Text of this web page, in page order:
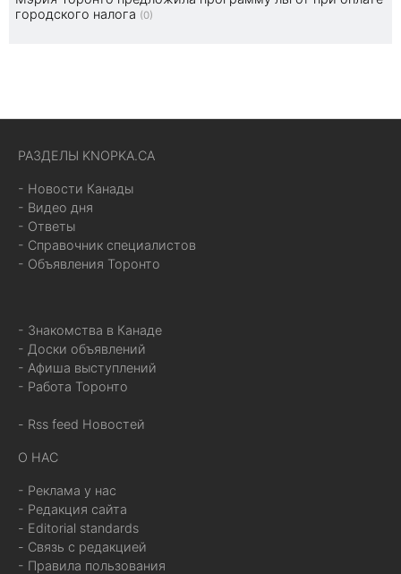
городского налога (0)
РАЗДЕЛЫ KNOPKA.CA
- Новости Канады
- Видео дня
- Ответы
- Справочник специалистов
- Объявления Торонто
- Знакомства в Канаде
- Доски объявлений
- Афиша выступлений
- Работа Торонто
- Rss feed Новостей
О НАС
- Реклама у нас
- Редакция сайта
- Editorial standards
- Связь с редакцией
- Правила пользования